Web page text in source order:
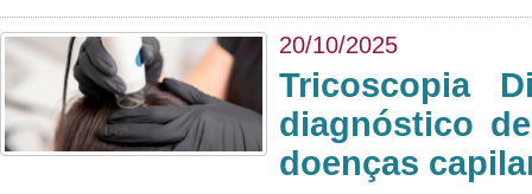
20/10/2025
Tricoscopia
diagnóstico
doenças